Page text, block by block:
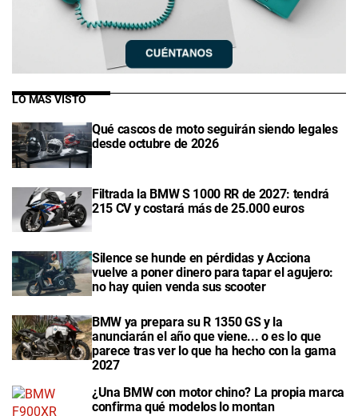
LO MÁS VISTO
Qué cascos de moto seguirán siendo legales
desde octubre de 2026
Filtrada la BMW S 1000 RR de 2027: tendrá
215 CV y costará más de 25.000 euros
Silence se hunde en pérdidas y Acciona
vuelve a poner dinero para tapar el agujero:
no hay quien venda sus scooter
BMW ya prepara su R 1350 GS y la
anunciarán el año que viene... o es lo que
parece tras ver lo que ha hecho con la gama
2027
¿Una BMW con motor chino? La propia marca
confirma qué modelos lo montan